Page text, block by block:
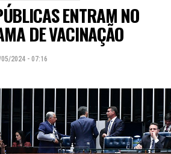
ENTRAM NO
DE VACINAÇÃO
2024 - 07:16